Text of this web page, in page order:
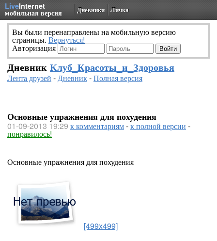
LiveInternet
мобильная версия Дневники Личка
Вы были перенаправлены на мобильную версию
страницы. Вернуться!
Авторизация
Дневник Клуб_Красоты_и_Здоровья
Лента друзей -Дневник-Полная версия
Основные упражнения для похудения
01-09-2013 19:29 к комментариям-к полной версии -
понравилось!
Основные упражнения для похудения
[499x499]